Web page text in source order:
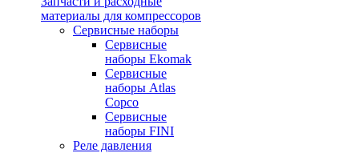
материалы для компрессоров
Cервисные наборы
Сервисные
наборы Ekomak
Cервисные
наборы Atlas
Copco
Сервисные
наборы FINI
Реле давления